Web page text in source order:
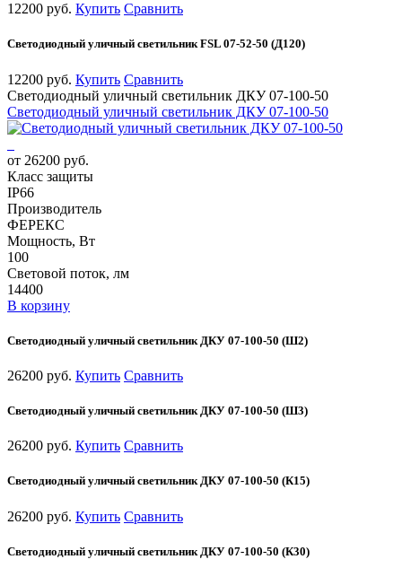
12200 руб. Купить Сравнить
Светодиодный уличный светильник FSL 07-52-50 (Д120)
12200 руб. Купить Сравнить
Светодиодный уличный светильник ДКУ 07-100-50
Светодиодный уличный светильник ДКУ 07-100-50
от 26200 руб.
Класс защиты
IP66
Производитель
ФЕРЕКС
Мощность, Вт
100
Световой поток, лм
14400
В корзину
Светодиодный уличный светильник ДКУ 07-100-50 (Ш2)
26200 руб. Купить Сравнить
Светодиодный уличный светильник ДКУ 07-100-50 (Ш3)
26200 руб. Купить Сравнить
Светодиодный уличный светильник ДКУ 07-100-50 (К15)
26200 руб. Купить Сравнить
Светодиодный уличный светильник ДКУ 07-100-50 (К30)